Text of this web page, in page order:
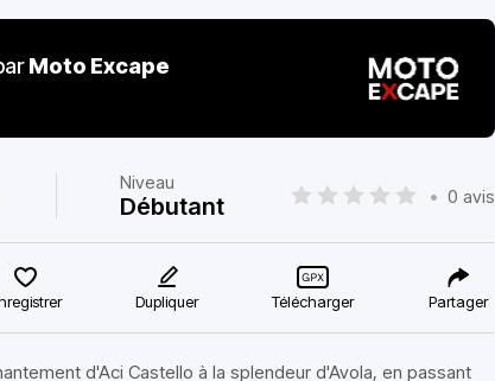
Moto Excape
Niveau
Débutant • 0 avis
Dupliquer Télécharger Partager
d'Aci Castello à la splendeur d'Avola, en passant